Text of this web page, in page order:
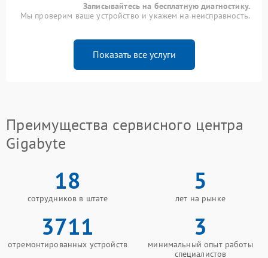
Записывайтесь на бесплатную диагностику.
Мы проверим ваше устройство и укажем на неисправность.
Показать все услуги
Преимущества сервисного центра
Gigabyte
18
сотрудников в штате
5
лет на рынке
3711
отремонтированных устройств
3
минимальный опыт работы
специалистов